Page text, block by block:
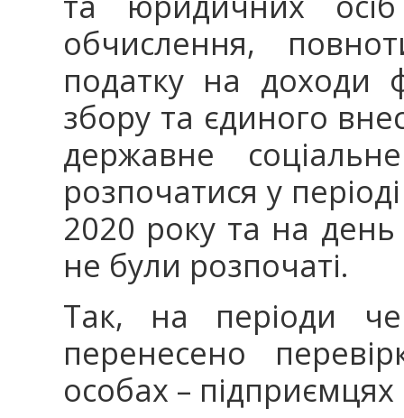
обчислення,
податку на доходи
збору та єдиного
державне
розпочатися у
2020 року та на
не були розпочаті.
Так, на періоди
перенесено
особах –